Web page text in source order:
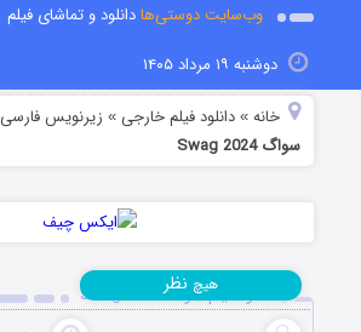
وب‌سایت دوستی‌هادانلود و تماشای فیلم
دوشنبه ۱۹ مرداد ۱۴۰۵
خانه »دانلود فیلم خارجی » زیرنویس فارسی
سواگ Swag 2024
دانلود فیلم سواگ Swag 2024
هیچ نظر